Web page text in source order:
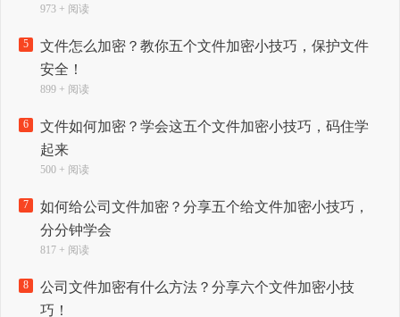
973 + 阅读
5
文件怎么加密？教你五个文件加密小技巧，保护文件
安全！
899 + 阅读
6
文件如何加密？学会这五个文件加密小技巧，码住学
起来
500 + 阅读
7
如何给公司文件加密？分享五个给文件加密小技巧，
分分钟学会
817 + 阅读
8
公司文件加密有什么方法？分享六个文件加密小技
巧！